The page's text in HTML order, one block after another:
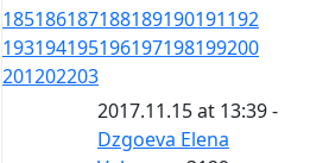
185186187188189190191192
193194195196197198199200
201202203
2017.11.15 at 13:39 -
Dzgoeva Elena